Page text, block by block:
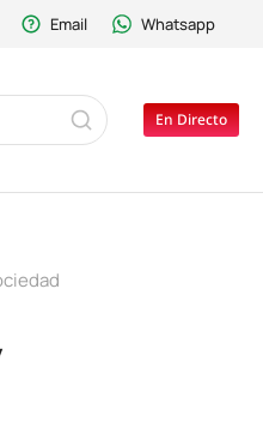
Email Whatsapp
En Directo